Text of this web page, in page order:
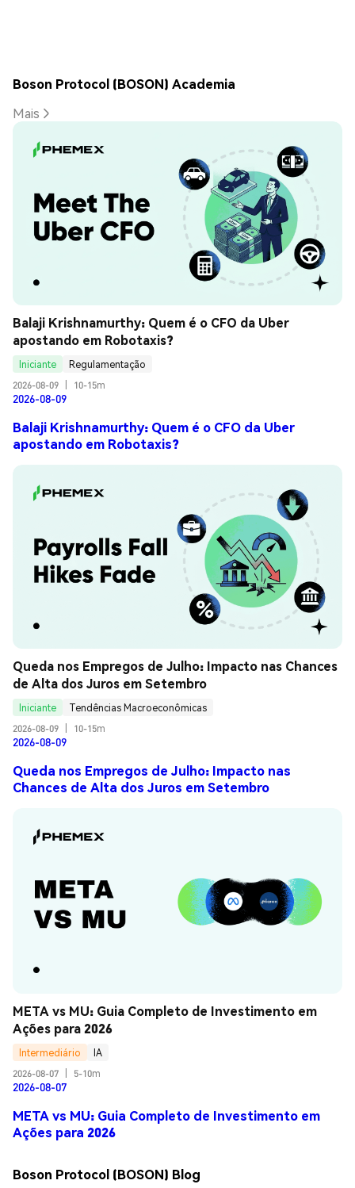
Boson Protocol (BOSON) Academia
Mais
Balaji Krishnamurthy: Quem é o CFO da Uber
apostando em Robotaxis?
Iniciante
Regulamentação
2026-08-09
10-15m
2026-08-09
Balaji Krishnamurthy: Quem é o CFO da Uber
apostando em Robotaxis?
Queda nos Empregos de Julho: Impacto nas Chances
de Alta dos Juros em Setembro
Iniciante
Tendências Macroeconômicas
2026-08-09
10-15m
2026-08-09
Queda nos Empregos de Julho: Impacto nas
Chances de Alta dos Juros em Setembro
META vs MU: Guia Completo de Investimento em
Ações para 2026
Intermediário
IA
2026-08-07
5-10m
2026-08-07
META vs MU: Guia Completo de Investimento em
Ações para 2026
Boson Protocol (BOSON) Blog